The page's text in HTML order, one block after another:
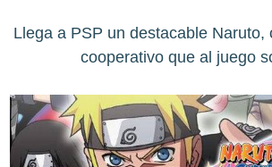
Llega a PSP un destacable Naruto,
cooperativo que al juego